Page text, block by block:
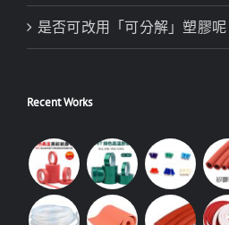
是否可改用「可分解」塑膠
Recent Works